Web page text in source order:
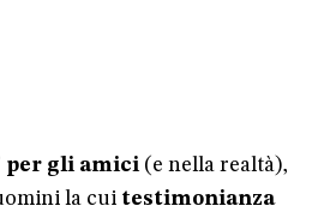
per gli amici (e nella realtà),
la cui testimonianza